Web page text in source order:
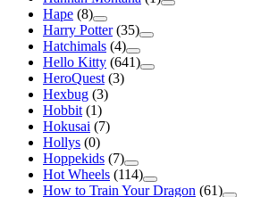
Hape (8)
Harry Potter (35)
Hatchimals (4)
Hello Kitty (641)
HeroQuest (3)
Hexbug (3)
Hobbit (1)
Hokusai (7)
Hollys (0)
Hoppekids (7)
Hot Wheels (114)
How to Train Your Dragon (61)